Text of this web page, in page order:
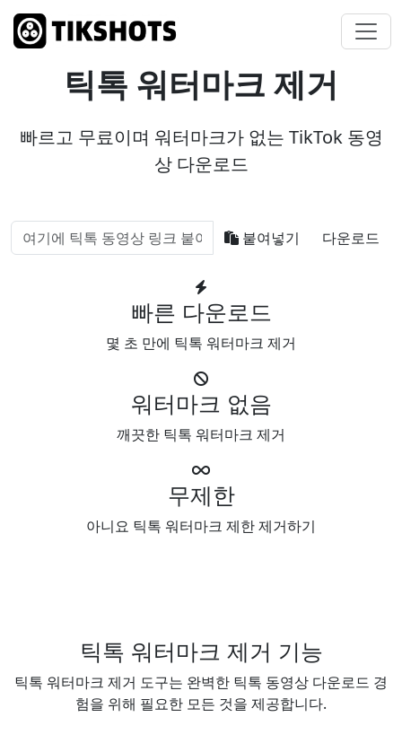
틱톡 워터마크 제거
빠르고 무료이며 워터마크가 없는 TikTok 동영
상 다운로드
붙여넣기 다운로드
빠른 다운로드
몇 초 만에 틱톡 워터마크 제거
워터마크 없음
깨끗한 틱톡 워터마크 제거
무제한
아니요 틱톡 워터마크 제한 제거하기
틱톡 워터마크 제거 기능
틱톡 워터마크 제거 도구는 완벽한 틱톡 동영상 다운로드 경
험을 위해 필요한 모든 것을 제공합니다.